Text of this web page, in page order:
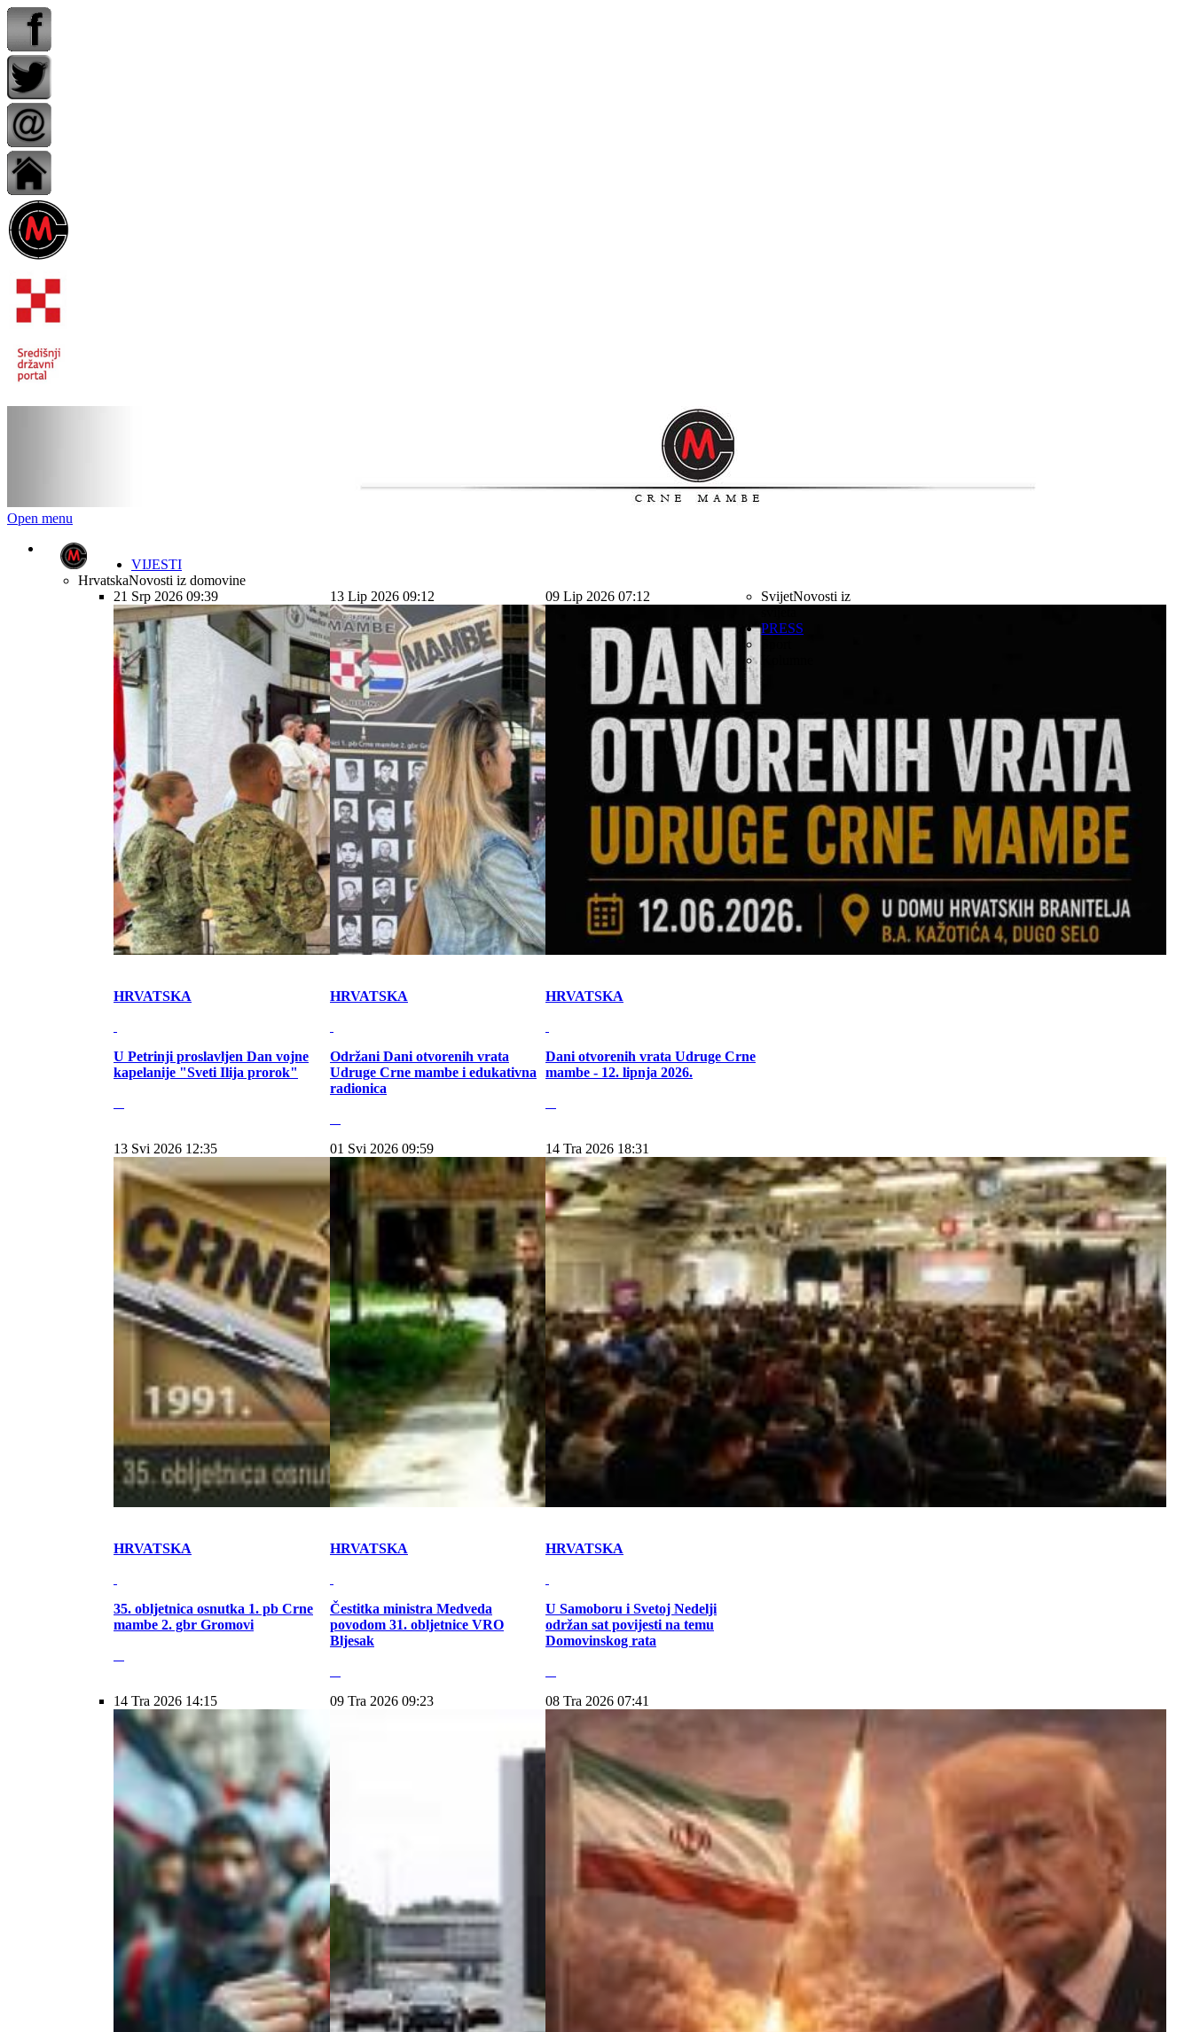
Open menu
VIJESTI
HrvatskaNovosti iz domovine
21 Srp 2026 09:39
HRVATSKA
U Petrinji proslavljen Dan vojne
kapelanije "Sveti Ilija prorok"
13 Lip 2026 09:12
HRVATSKA
Održani Dani otvorenih vrata
Udruge Crne mambe i edukativna
radionica
09 Lip 2026 07:12
HRVATSKA
Dani otvorenih vrata Udruge Crne
mambe - 12. lipnja 2026.
13 Svi 2026 12:35
HRVATSKA
35. obljetnica osnutka 1. pb Crne
mambe 2. gbr Gromovi
01 Svi 2026 09:59
HRVATSKA
Čestitka ministra Medveda
povodom 31. obljetnice VRO
Bljesak
14 Tra 2026 18:31
HRVATSKA
U Samoboru i Svetoj Nedelji
održan sat povijesti na temu
Domovinskog rata
SvijetNovosti iz
14 Tra 2026 14:15 09 Tra 2026 09:23 08 Tra 2026 07:41
PRESS